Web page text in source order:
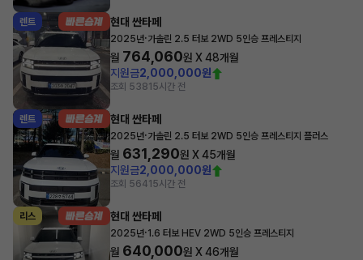
렌트 현대 싼타페
2025년·가솔린 2.5 터보 2WD 5인승 프레스티지
월 764,060원 X48개월
지원금2,000,000원
조회 53815시간 전
렌트 현대 싼타페
2025년·가솔린 2.5 터보 2WD 5인승 프레스티지 플러스
월 631,290원 X45개월
지원금2,000,000원
조회 56415시간 전
리스 현대 싼타페
2025년·1.6 터보 HEV 2WD 5인승 프레스티지
월 640,000원 X46개월